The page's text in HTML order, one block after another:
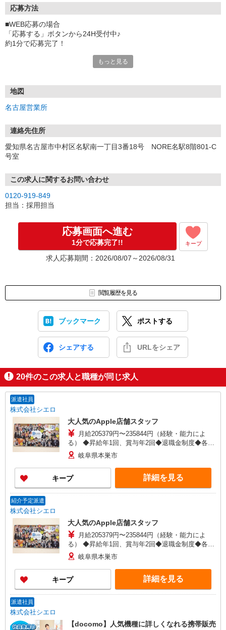
応募方法
■WEB応募の場合
「応募する」ボタンから24H受付中♪
約1分で応募完了！
①応募から3営業日を目安に、メールorお電話でご連絡します。
★スマホでWEB面接（LINEなど）・出張面接・事務所面接と選べま
す
③面接実施（履歴書不要）
④勤務開始（スタート日は応相談）
お気軽にご応募ください♪
もっと見る
地図
名古屋営業所
連絡先住所
愛知県名古屋市中村区名駅南一丁目3番18号 NORE名駅8階801-C
号室
この求人に関するお問い合わせ
0120-919-849
担当：採用担当
応募画面へ進む
1分で応募完了!! キープ
求人応募期間：2026/08/07～2026/08/31
閲覧履歴を見る
ブックマーク ポストする
シェアする URLをシェア
20件のこの求人と職種が同じ求人
派遣社員
株式会社シエロ
大人気のApple店舗スタッフ
月給205379円〜235844円（経験・能力によ
る） ◆昇給年1回、賞与年2回◆退職金制度◆各種
社会保険◆社員会◆従業員割引◆確定拠出年金制
度◆誕生日ギフト制度◆懇親会（会社負担）◆ベ
ネフィットステーション（外部福利厚生サービ
ス）◆自社の健康保険組合（低保険料率、無料予
防接種、各種保健活動） ※残業代支給 ★交通費全
+゜・。○。・゜+゜
岐阜県本巣市
キープ 詳細を見る
紹介予定派遣
株式会社シエロ
大人気のApple店舗スタッフ
月給205379円〜235844円（経験・能力によ
る） ◆昇給年1回、賞与年2回◆退職金制度◆各種
社会保険◆社員会◆従業員割引◆確定拠出年金制
度◆誕生日ギフト制度◆懇親会（会社負担）◆ベ
ネフィットステーション（外部福利厚生サービ
ス）◆自社の健康保険組合（低保険料率、無料予
防接種、各種保健活動） ※残業代支給 ★交通費全
+゜・。○。・゜+゜
岐阜県本巣市
キープ 詳細を見る
派遣社員
株式会社シエロ
【docomo】人気機種に詳しくなれる携帯販売